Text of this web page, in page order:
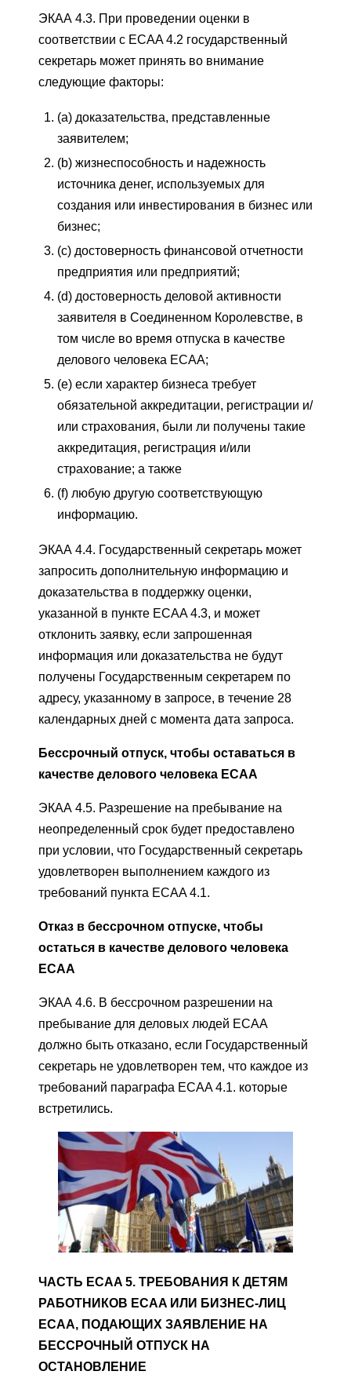
ЭКАА 4.3. При проведении оценки в
соответствии с ECAA 4.2 государственный
секретарь может принять во внимание
следующие факторы:
(a) доказательства, представленные
заявителем;
(b) жизнеспособность и надежность
источника денег, используемых для
создания или инвестирования в бизнес или
бизнес;
(c) достоверность финансовой отчетности
предприятия или предприятий;
(d) достоверность деловой активности
заявителя в Соединенном Королевстве, в
том числе во время отпуска в качестве
делового человека ECAA;
(e) если характер бизнеса требует
обязательной аккредитации, регистрации и/
или страхования, были ли получены такие
аккредитация, регистрация и/или
страхование; а также
(f) любую другую соответствующую
информацию.
ЭКАА 4.4. Государственный секретарь может
запросить дополнительную информацию и
доказательства в поддержку оценки,
указанной в пункте ECAA 4.3, и может
отклонить заявку, если запрошенная
информация или доказательства не будут
получены Государственным секретарем по
адресу, указанному в запросе, в течение 28
календарных дней с момента дата запроса.
Бессрочный отпуск, чтобы оставаться в
качестве делового человека ECAA
ЭКАА 4.5. Разрешение на пребывание на
неопределенный срок будет предоставлено
при условии, что Государственный секретарь
удовлетворен выполнением каждого из
требований пункта ECAA 4.1.
Отказ в бессрочном отпуске, чтобы
остаться в качестве делового человека
ECAA
ЭКАА 4.6. В бессрочном разрешении на
пребывание для деловых людей ECAA
должно быть отказано, если Государственный
секретарь не удовлетворен тем, что каждое из
требований параграфа ECAA 4.1. которые
встретились.
ЧАСТЬ ECAA 5. ТРЕБОВАНИЯ К ДЕТЯМ
РАБОТНИКОВ ECAA ИЛИ БИЗНЕС-ЛИЦ
ECAA, ПОДАЮЩИХ ЗАЯВЛЕНИЕ НА
БЕССРОЧНЫЙ ОТПУСК НА
ОСТАНОВЛЕНИЕ